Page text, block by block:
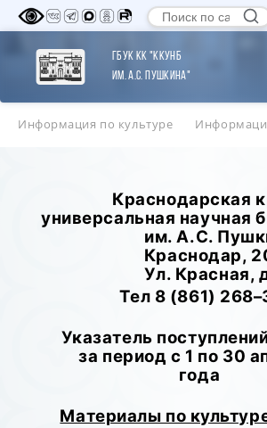
ГБУК КК "ККУНБ
им. А.С. Пушкина"
Информация по культуре
Краснодарская
универсальная научная
им. А.С.
Краснодар,
Ул. Красная,
Тел 8 (861)
Указатель
за период с 1 по 30
года
Материалы по